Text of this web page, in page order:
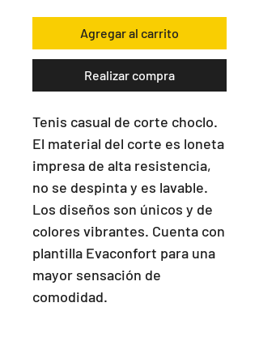
Agregar al carrito
Realizar compra
Tenis casual de corte choclo.
El material del corte es loneta
impresa de alta resistencia,
no se despinta y es lavable.
Los diseños son únicos y de
colores vibrantes. Cuenta con
plantilla Evaconfort para una
mayor sensación de
comodidad.